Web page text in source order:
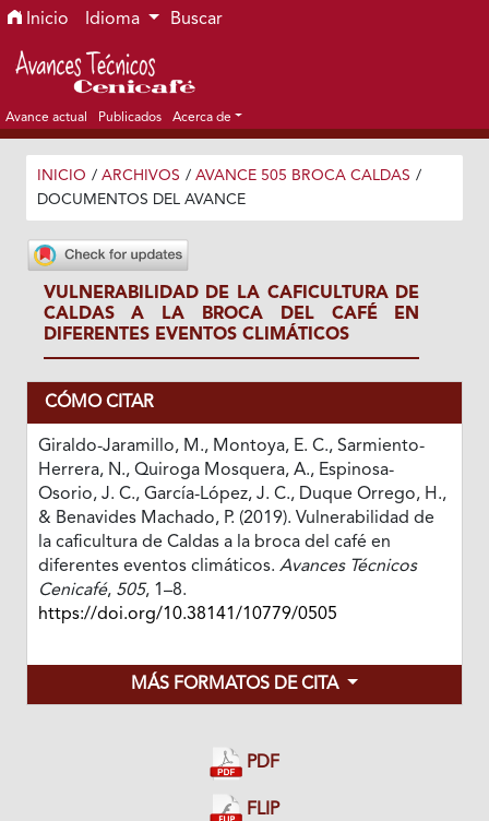
Ir al menú de navegación principal
Ir al contenido principal
Ir al pie de página del sitio
Inicio Idioma Buscar
Avance actual Publicados Acerca de
INICIO / ARCHIVOS / AVANCE 505 BROCA CALDAS /
DOCUMENTOS DEL AVANCE
VULNERABILIDAD DE LA CAFICULTURA DE
CALDAS A LA BROCA DEL CAFÉ EN
DIFERENTES EVENTOS CLIMÁTICOS
CÓMO CITAR
Giraldo-Jaramillo, M., Montoya, E. C., Sarmiento-
Herrera, N., Quiroga Mosquera, A., Espinosa-
Osorio, J. C., García-López, J. C., Duque Orrego, H.,
& Benavides Machado, P. (2019). Vulnerabilidad de
la caficultura de Caldas a la broca del café en
diferentes eventos climáticos. Avances Técnicos
Cenicafé, 505, 1–8.
https://doi.org/10.38141/10779/0505
MÁS FORMATOS DE CITA
PDF
FLIP